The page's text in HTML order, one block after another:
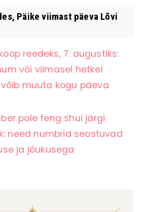
Päike viimast päeva Lõvi
reedeks, 7. augustiks:
või viimasel hetkel
muuta kogu päeva
pole feng shui järgi
need numbrid seostuvad
ja jõukusega